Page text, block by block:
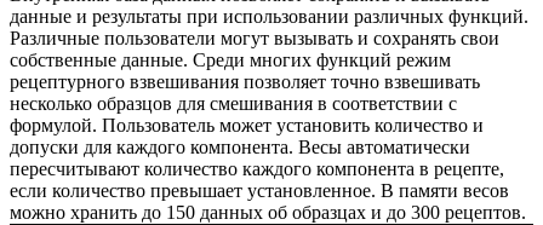
данные и результаты при использовании различных функций.
Различные пользователи могут вызывать и сохранять свои
собственные данные. Среди многих функций режим
рецептурного взвешивания позволяет точно взвешивать
несколько образцов для смешивания в соответствии с
формулой. Пользователь может установить количество и
допуски для каждого компонента. Весы автоматически
пересчитывают количество каждого компонента в рецепте,
если количество превышает установленное. В памяти весов
можно хранить до 150 данных об образцах и до 300 рецептов.